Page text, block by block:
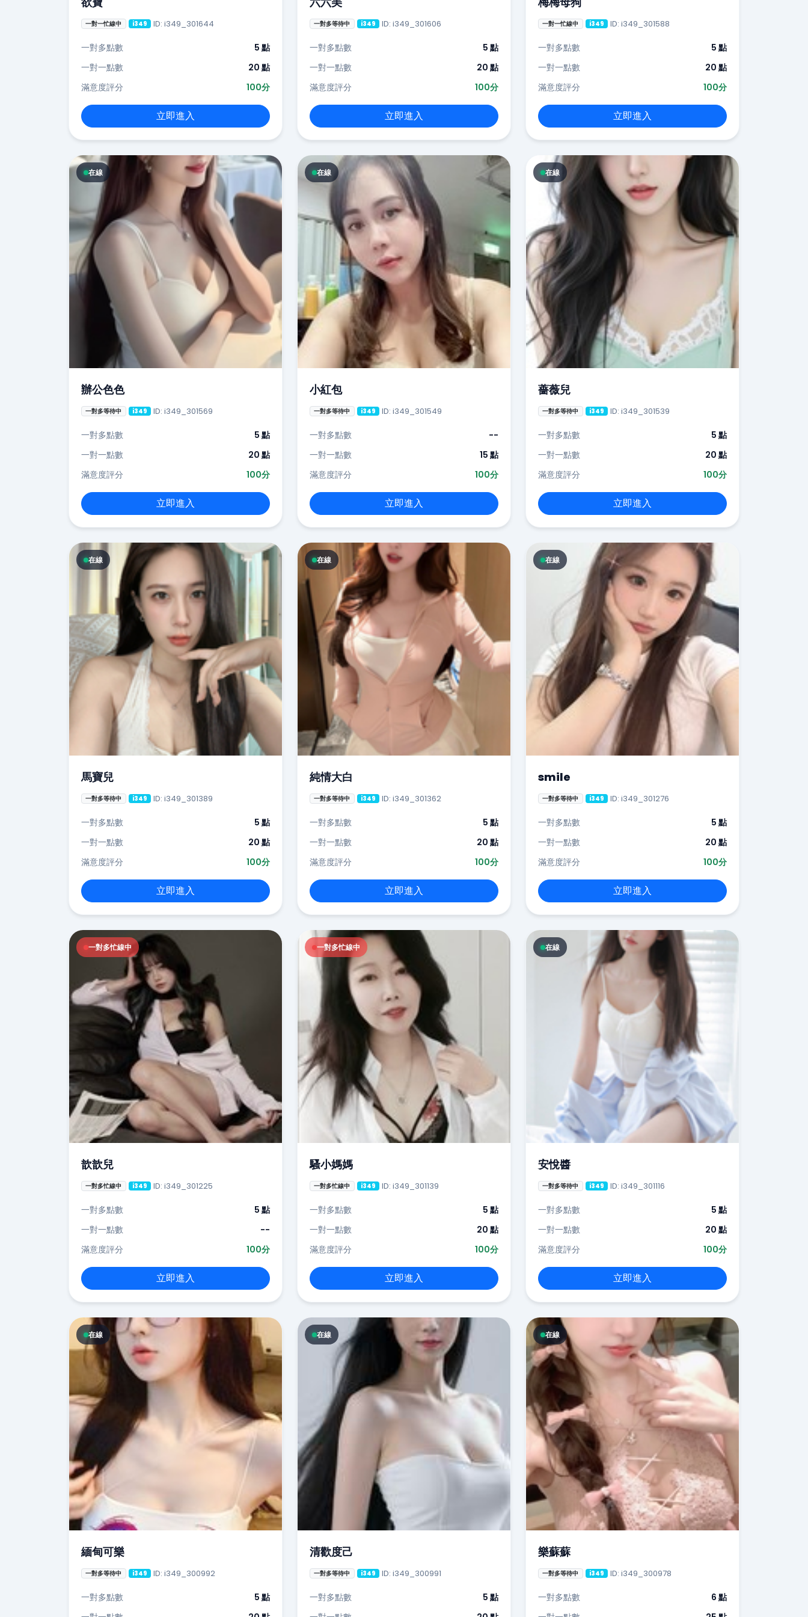
一對一忙線中 i349 ID: i349_301644
一對多點數
5 點
一對一點數
20 點
滿意度評分
100分
立即進入
一對多等待中 i349 ID: i349_301606
一對多點數
5 點
一對一點數
20 點
滿意度評分
100分
立即進入
一對一忙線中 i349 ID: i349_301588
一對多點數
5 點
一對一點數
20 點
滿意度評分
100分
立即進入
在線
辦公色色
一對多等待中 i349 ID: i349_301569
一對多點數
5 點
一對一點數
20 點
滿意度評分
100分
立即進入
在線
小紅包
一對多等待中 i349 ID: i349_301549
一對多點數
--
一對一點數
15 點
滿意度評分
100分
立即進入
在線
薔薇兒
一對多等待中 i349 ID: i349_301539
一對多點數
5 點
一對一點數
20 點
滿意度評分
100分
立即進入
在線
馬寶兒
一對多等待中 i349 ID: i349_301389
一對多點數
5 點
一對一點數
20 點
滿意度評分
100分
立即進入
在線
純情大白
一對多等待中 i349 ID: i349_301362
一對多點數
5 點
一對一點數
20 點
滿意度評分
100分
立即進入
在線
smile
一對多等待中 i349 ID: i349_301276
一對多點數
5 點
一對一點數
20 點
滿意度評分
100分
立即進入
一對多忙線中
歆歆兒
一對多忙線中 i349 ID: i349_301225
一對多點數
5 點
一對一點數
--
滿意度評分
100分
立即進入
一對多忙線中
騷小媽媽
一對多忙線中 i349 ID: i349_301139
一對多點數
5 點
一對一點數
20 點
滿意度評分
100分
立即進入
在線
安悅醬
一對多等待中 i349 ID: i349_301116
一對多點數
5 點
一對一點數
20 點
滿意度評分
100分
立即進入
在線
緬甸可樂
一對多等待中 i349 ID: i349_300992
一對多點數
5 點
在線
清歡度己
一對多等待中 i349 ID: i349_300991
一對多點數
5 點
在線
樂蘇蘇
一對多等待中 i349 ID: i349_300978
一對多點數
6 點